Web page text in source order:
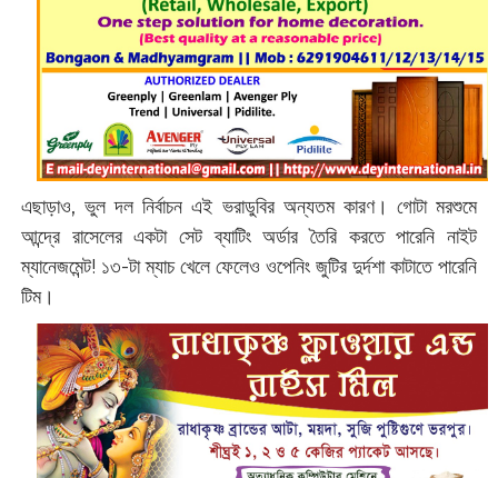
এছাড়াও, ভুল দল নির্বাচন এই ভরাডুবির অন্যতম কারণ। গোটা মরশুমে
আন্দ্রে রাসেলের একটা সেট ব্যাটিং অর্ডার তৈরি করতে পারেনি নাইট
ম্যানেজমেন্ট! ১৩-টা ম্যাচ খেলে ফেলেও ওপেনিং জুটির দুর্দশা কাটাতে পারেনি
টিম।